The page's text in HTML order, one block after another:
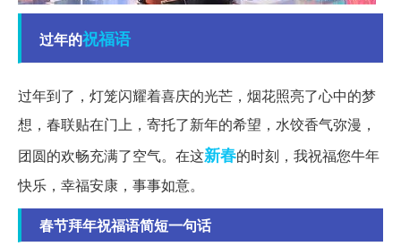
过年的祝福语
过年到了，灯笼闪耀着喜庆的光芒，烟花照亮了心中的梦
想，春联贴在门上，寄托了新年的希望，水饺香气弥漫，
团圆的欢畅充满了空气。在这新春的时刻，我祝福您牛年
快乐，幸福安康，事事如意。
春节拜年祝福语简短一句话